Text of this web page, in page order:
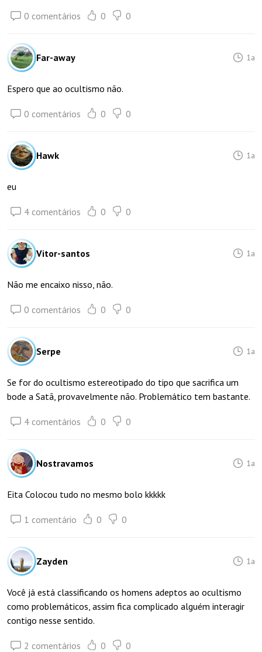
0 comentários 0 0
Far-away 1a
Espero que ao ocultismo não.
0 comentários 0 0
Hawk 1a
eu
4 comentários 0 0
Vitor-santos 1a
Não me encaixo nisso, não.
0 comentários 0 0
Serpe 1a
Se for do ocultismo estereotipado do tipo que sacrifica um
bode a Satã, provavelmente não. Problemático tem bastante.
4 comentários 0 0
Nostravamos 1a
Eita Colocou tudo no mesmo bolo kkkkk
1 comentário 0 0
Zayden 1a
Você já está classificando os homens adeptos ao ocultismo
como problemáticos, assim fica complicado alguém interagir
contigo nesse sentido.
2 comentários 0 0